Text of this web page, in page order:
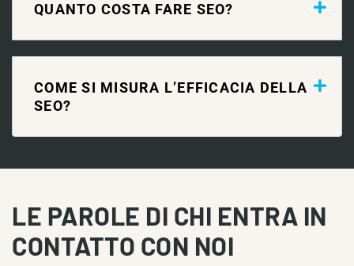
QUANTO COSTA FARE SEO?
COME SI MISURA L’EFFICACIA DELLA
SEO?
LE PAROLE DI CHI ENTRA IN
CONTATTO CON NOI